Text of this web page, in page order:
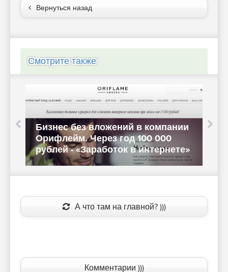
Вернуться назад
Смотрите также
Бизнес без вложений в компании
Орифлейм. Через год 100 000
рублей - «Заработок в интернете»
А что там на главной? )))
Комментарии )))